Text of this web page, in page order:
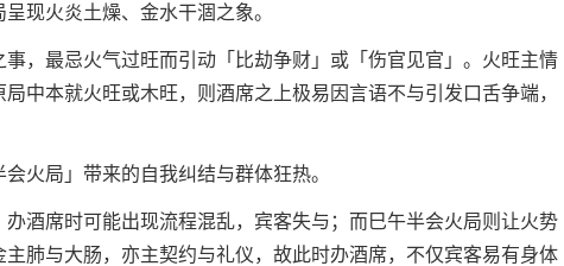
现火炎土燥、金水干涸之象。
，最忌火气过旺而引动「比劫争财」或「伤官见官」。火旺主情
中本就火旺或木旺，则酒席之上极易因言语不与引发口舌争端，
火局」带来的自我纠结与群体狂热。
酒席时可能出现流程混乱，宾客失与；而巳午半会火局则让火势
肺与大肠，亦主契约与礼仪，故此时办酒席，不仅宾客易有身体